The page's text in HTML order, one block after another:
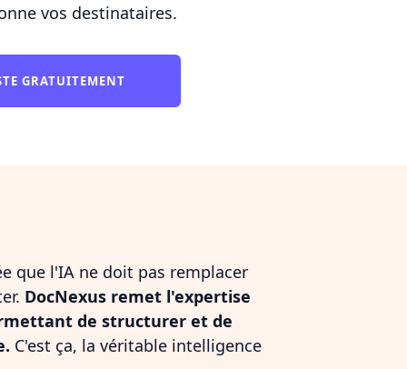
vos destinataires.
GRATUITEMENT
que l'IA ne doit pas remplacer
DocNexus remet l'expertise
de structurer et de
C'est ça, la véritable intelligence